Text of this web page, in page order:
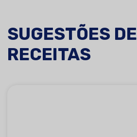
SUGESTÕES DE
RECEITAS